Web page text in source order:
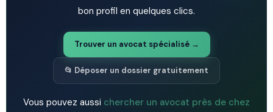
bon profil en quelques clics.
Trouver un avocat spécialisé →
📂 Déposer un dossier gratuitement
Vous pouvez aussi chercher un avocat près de chez